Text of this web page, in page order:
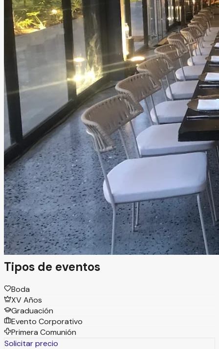
Casa Aura
Monterrey, Nuevo León Salón, Jardín
Información
Una preciosa casa de lujo con increíbles jardines y el
majestuoso Salón Lunario al exterior, donde la belleza del
entorno se convierte en parte de la celebración. Cada
rincón de Casa Aura está pensado para sorprender, para
emocionar, para quedarse grabado en la memoria de
quienes lo viven.
Tipos de eventos
Boda
XV Años
Graduación
Evento Corporativo
Primera Comunión
Solicitar precio